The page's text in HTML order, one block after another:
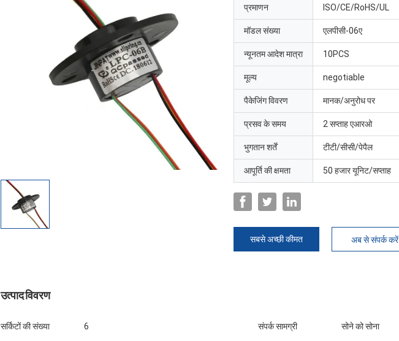
प्रमाणन ISO/CE/RoHS/UL
मॉडल संख्या एलपीसी-06ए
न्यूनतम आदेश मात्रा 10PCS
मूल्य negotiable
पैकेजिंग विवरण मानक/अनुरोध पर
प्रसव के समय 2 सप्ताह एआरओ
भुगतान शर्तें टीटी/सीसी/पेपैल
आपूर्ति की क्षमता 50 हजार यूनिट/सप्ताह
सबसे अच्छी कीमत अब से संपर्क करें
उत्पाद विवरण
सर्किटों की संख्या 6 संपर्क सामग्री सोने को सोना